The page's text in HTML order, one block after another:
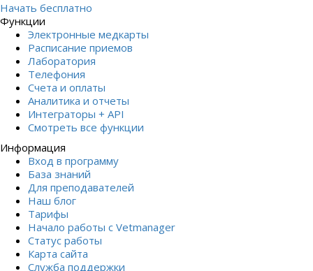
Начать бесплатно
Функции
Электронные медкарты
Расписание приемов
Лаборатория
Телефония
Счета и оплаты
Аналитика и отчеты
Интеграторы + API
Смотреть все функции
Информация
Вход в программу
База знаний
Для преподавателей
Наш блог
Тарифы
Начало работы с Vetmanager
Статус работы
Карта сайта
Служба поддержки